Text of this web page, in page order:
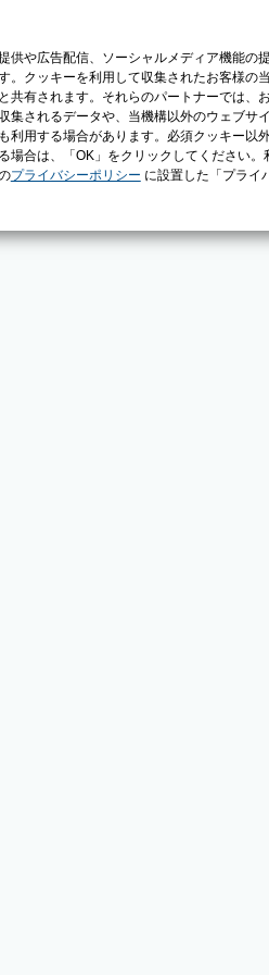
や広告配信、ソーシャルメディア機能の
クッキーを利用して収集されたお客様の
有されます。それらのパートナーでは、
されるデータや、当機構以外のウェブサ
用する場合があります。必須クッキー以
合は、「OK」をクリックしてください
プライバシーポリシー に設置した「プライ